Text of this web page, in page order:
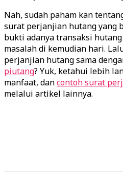
Nah, sudah paham kan
surat perjanjian hutang yang
bukti adanya transaksi
masalah di kemudian hari.
perjanjian hutang sama
piutang? Yuk, ketahui lebih
manfaat, dancontoh surat
melalui artikel lainnya.